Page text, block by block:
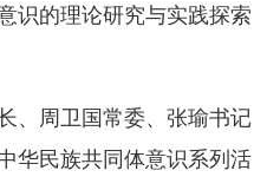
识的理论研究与实践探索
周卫国常委、张瑜书记
华民族共同体意识系列活